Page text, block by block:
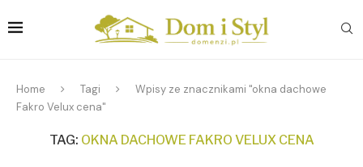
Home Tagi
Wpisy ze znacznikami "okna dachowe
Fakro Velux cena"
TAG: OKNA DACHOWE FAKRO VELUX CENA